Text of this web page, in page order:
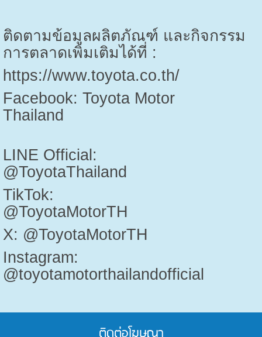
ติดตามข้อมูลผลิตภัณฑ์ และกิจกรรม
การตลาดเพิ่มเติมได้ที่ :
https://
Facebook: Toyota Motor
Thailand
LINE Official:
@ToyotaThailand
TikTok:
X: @ToyotaMotorTH
Instagram:
@toyotamotorthailandofficial